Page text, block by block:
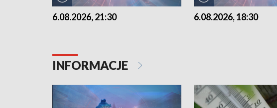
6.08.2026, 21:30 6.08.2026, 18:30
INFORMACJE